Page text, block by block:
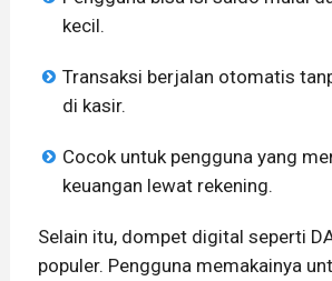
kecil.
Transaksi berjalan otomatis
di kasir.
Cocok untuk pengguna yang
keuangan lewat rekening.
Selain itu, dompet digital seperti
populer. Pengguna memakainya